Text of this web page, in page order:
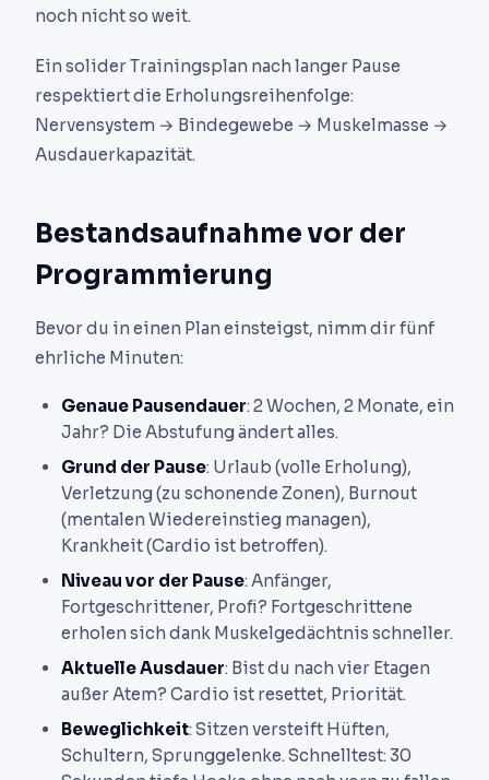
noch nicht so weit.
Ein solider Trainingsplan nach langer Pause
respektiert die Erholungsreihenfolge:
Nervensystem → Bindegewebe → Muskelmasse →
Ausdauerkapazität.
Bestandsaufnahme vor der
Programmierung
Bevor du in einen Plan einsteigst, nimm dir fünf
ehrliche Minuten:
Genaue Pausendauer: 2 Wochen, 2 Monate, ein
Jahr? Die Abstufung ändert alles.
Grund der Pause: Urlaub (volle Erholung),
Verletzung (zu schonende Zonen), Burnout
(mentalen Wiedereinstieg managen),
Krankheit (Cardio ist betroffen).
Niveau vor der Pause: Anfänger,
Fortgeschrittener, Profi? Fortgeschrittene
erholen sich dank Muskelgedächtnis schneller.
Aktuelle Ausdauer: Bist du nach vier Etagen
außer Atem? Cardio ist resettet, Priorität.
Beweglichkeit: Sitzen versteift Hüften,
Schultern, Sprunggelenke. Schnelltest: 30